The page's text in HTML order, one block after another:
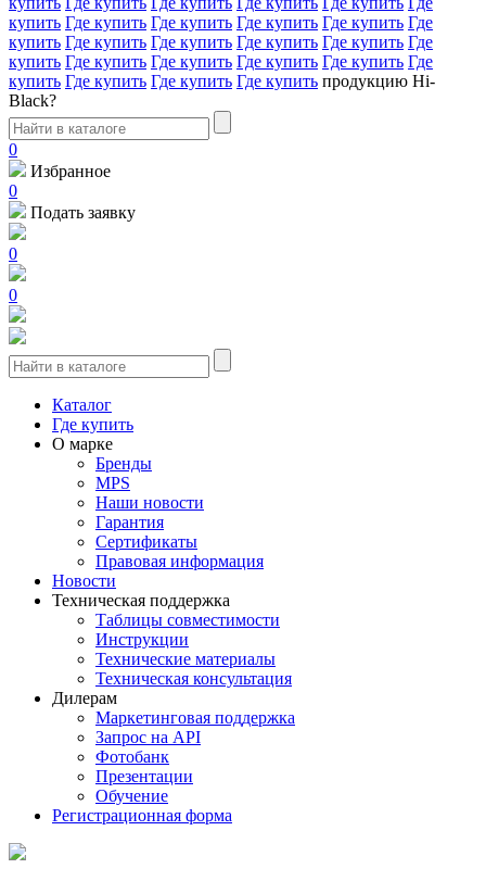
купить Где купить Где купить Где купить Где купить Где
купить Где купить Где купить Где купить Где купить Где
купить Где купить Где купить Где купить Где купить Где
купить Где купить Где купить Где купить продукцию Hi-
Black?
0
Избранное
0
Подать заявку
0
0
Каталог
Где купить
О марке
Бренды
MPS
Наши новости
Гарантия
Сертификаты
Правовая информация
Новости
Техническая поддержка
Таблицы совместимости
Инструкции
Технические материалы
Техническая консультация
Дилерам
Маркетинговая поддержка
Запрос на API
Фотобанк
Презентации
Обучение
Регистрационная форма